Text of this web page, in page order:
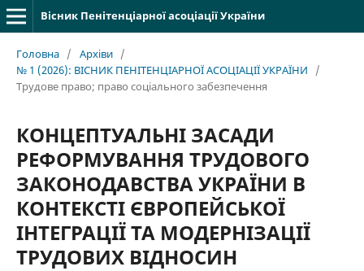
Вісник Пенітенціарної асоціації України
Головна / Архіви /
№ 1 (2026): ВІСНИК ПЕНІТЕНЦІАРНОЇ АСОЦІАЦІЇ УКРАЇНИ
/
Трудове право; право соціального забезпечення
КОНЦЕПТУАЛЬНІ ЗАСАДИ
РЕФОРМУВАННЯ ТРУДОВОГО
ЗАКОНОДАВСТВА УКРАЇНИ В
КОНТЕКСТІ ЄВРОПЕЙСЬКОЇ
ІНТЕГРАЦІЇ ТА МОДЕРНІЗАЦІЇ
ТРУДОВИХ ВІДНОСИН